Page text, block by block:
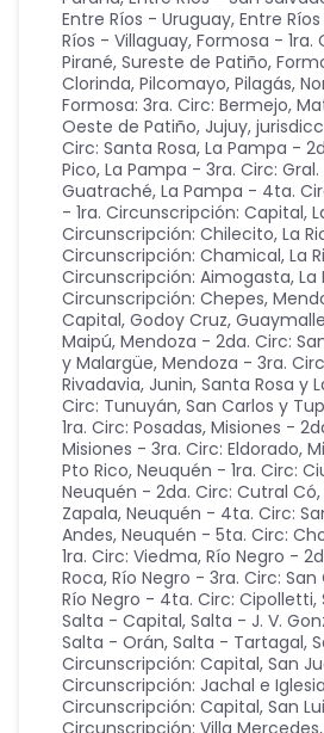
Entre Ríos - Uruguay, Entre
Ríos - Villaguay, Formosa - 1ra.
Pirané, Sureste de Patiño,
Clorinda, Pilcomayo, Pilagás,
Formosa: 3ra. Circ: Bermejo,
Oeste de Patiño, Jujuy,
Circ: Santa Rosa, La Pampa -
Pico, La Pampa - 3ra. Circ:
Guatraché, La Pampa - 4ta.
- 1ra. Circunscripción: Capital,
Circunscripción: Chilecito, La
Circunscripción: Chamical, La
Circunscripción: Aimogasta, La
Circunscripción: Chepes,
Capital, Godoy Cruz,
Maipú, Mendoza - 2da. Circ:
y Malargüe, Mendoza - 3ra.
Rivadavia, Junin, Santa Rosa y
Circ: Tunuyán, San Carlos y
1ra. Circ: Posadas, Misiones -
Misiones - 3ra. Circ: Eldorado,
Pto Rico, Neuquén - 1ra. Circ:
Neuquén - 2da. Circ: Cutral Có,
Zapala, Neuquén - 4ta. Circ:
Andes, Neuquén - 5ta. Circ:
1ra. Circ: Viedma, Río Negro -
Roca, Río Negro - 3ra. Circ:
Río Negro - 4ta. Circ: Cipolletti,
Salta - Capital, Salta - J. V.
Salta - Orán, Salta - Tartagal,
Circunscripción: Capital, San
Circunscripción: Jachal e Iglesia
Circunscripción: Capital, San
Circunscripción: Villa Mercedes,